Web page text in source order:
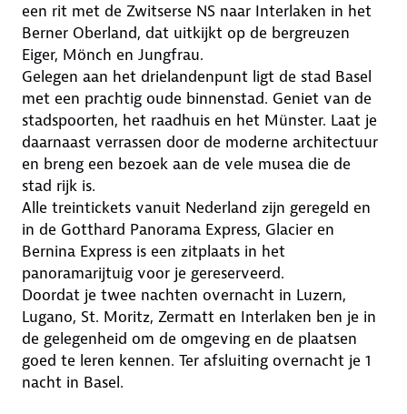
een rit met de Zwitserse NS naar Interlaken in het
Berner Oberland, dat uitkijkt op de bergreuzen
Eiger, Mönch en Jungfrau.
Gelegen aan het drielandenpunt ligt de stad Basel
met een prachtig oude binnenstad. Geniet van de
stadspoorten, het raadhuis en het Münster. Laat je
daarnaast verrassen door de moderne architectuur
en breng een bezoek aan de vele musea die de
stad rijk is.
Alle treintickets vanuit Nederland zijn geregeld en
in de Gotthard Panorama Express, Glacier en
Bernina Express is een zitplaats in het
panoramarijtuig voor je gereserveerd.
Doordat je twee nachten overnacht in Luzern,
Lugano, St. Moritz, Zermatt en Interlaken ben je in
de gelegenheid om de omgeving en de plaatsen
goed te leren kennen. Ter afsluiting overnacht je 1
nacht in Basel.